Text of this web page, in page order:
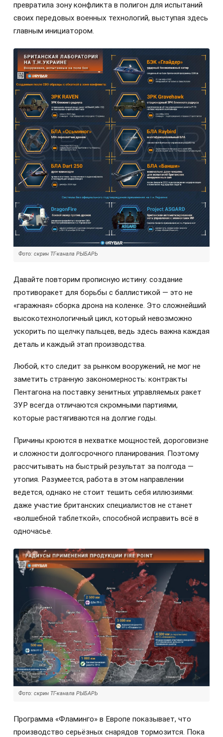
превратила зону конфликта в полигон для испытаний
своих передовых военных технологий, выступая здесь
главным инициатором.
Фото: скрин ТГ-канала РЫБАРЬ
Давайте повторим прописную истину: создание
противоракет для борьбы с баллистикой — это не
«гаражная» сборка дрона на коленке. Это сложнейший
высокотехнологичный цикл, который невозможно
ускорить по щелчку пальцев, ведь здесь важна каждая
деталь и каждый этап производства.
Любой, кто следит за рынком вооружений, не мог не
заметить странную закономерность: контракты
Пентагона на поставку зенитных управляемых ракет
ЗУР всегда отличаются скромными партиями,
которые растягиваются на долгие годы.
Причины кроются в нехватке мощностей, дороговизне
и сложности долгосрочного планирования. Поэтому
рассчитывать на быстрый результат за полгода —
утопия. Разумеется, работа в этом направлении
ведется, однако не стоит тешить себя иллюзиями:
даже участие британских специалистов не станет
«волшебной таблеткой», способной исправить всё в
одночасье.
Фото: скрин ТГ-канала РЫБАРЬ
Программа «Фламинго» в Европе показывает, что
производство серьёзных снарядов тормозится. Пока